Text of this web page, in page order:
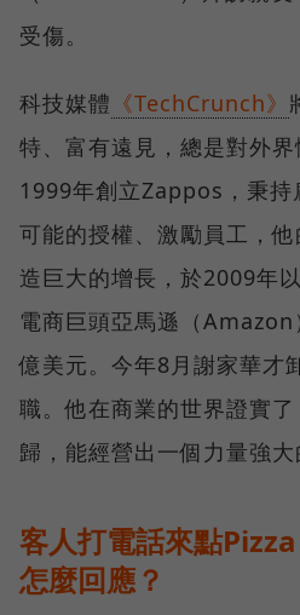
受傷。
科技媒體 《TechCrunch》
特、富有遠見，總是對外
1999年創立Zappos，秉持
可能的授權、激勵員工，
造巨大的增長，於2009年
電商巨頭亞馬遜（
億美元。今年8月謝家華才
職。他在商業的世界證實
歸，能經營出一個力量強大
客人打電話來點
怎麼回應？